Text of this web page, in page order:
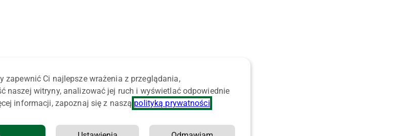
zapewnić Ci najlepsze wrażenia z przeglądania,
naszej witryny, analizować jej ruch i wyświetlać odpowiednie
informacji, zapoznaj się z naszą polityką prywatności